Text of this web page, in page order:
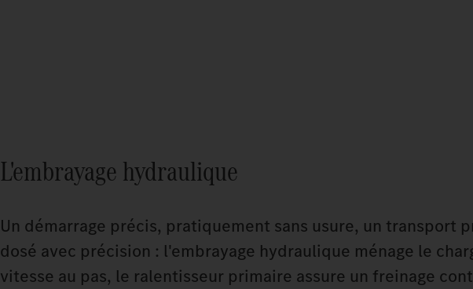
L'embrayage hydraulique
Un démarrage précis, pratiquement sans usure, un transport
dosé avec précision : l'embrayage hydraulique ménage le
vitesse au pas, le ralentisseur primaire assure un freinage